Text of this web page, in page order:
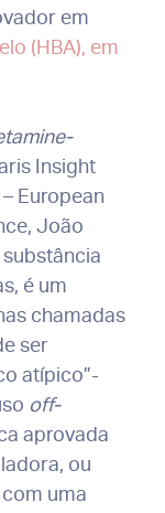
em
(HBA), em
Insight
European
João
é um
chamadas
ser
atípico”-
off-
aprovada
ou
uma